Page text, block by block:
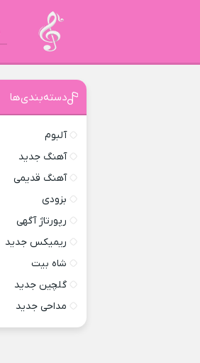
دسته‌بندی‌ها
آلبوم
آهنگ جدید
آهنگ قدیمی
بزودی
رپورتاژ آگهی
ریمیکس جدید
شاه بیت
گلچین جدید
مداحی جدید